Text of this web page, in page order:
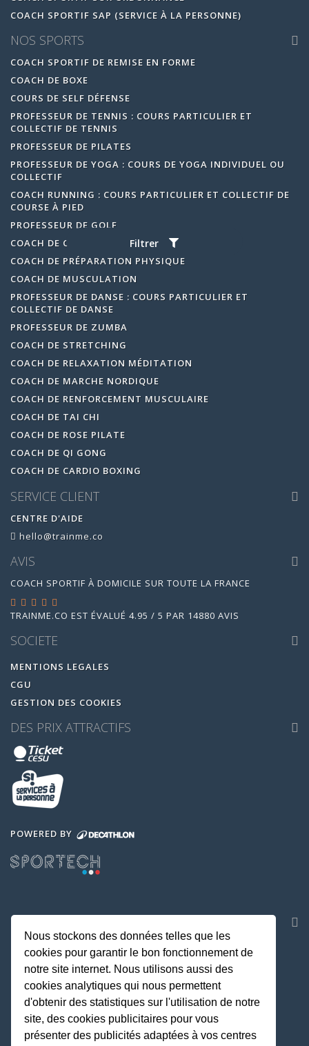
Filtrer
COACH SPORTIF SAP (SERVICE À LA PERSONNE)
NOS SPORTS
COACH SPORTIF DE REMISE EN FORME
COACH DE BOXE
COURS DE SELF DÉFENSE
PROFESSEUR DE TENNIS : COURS PARTICULIER ET
COLLECTIF DE TENNIS
PROFESSEUR DE PILATES
PROFESSEUR DE YOGA : COURS DE YOGA INDIVIDUEL OU
COLLECTIF
COACH RUNNING : COURS PARTICULIER ET COLLECTIF DE
COURSE À PIED
PROFESSEUR DE GOLF
COACH DE CIRCUIT TRAINING
COACH DE PRÉPARATION PHYSIQUE
COACH DE MUSCULATION
PROFESSEUR DE DANSE : COURS PARTICULIER ET
COLLECTIF DE DANSE
PROFESSEUR DE ZUMBA
COACH DE STRETCHING
COACH DE RELAXATION MÉDITATION
COACH DE MARCHE NORDIQUE
COACH DE RENFORCEMENT MUSCULAIRE
COACH DE TAI CHI
COACH DE ROSE PILATE
COACH DE QI GONG
COACH DE CARDIO BOXING
SERVICE CLIENT
CENTRE D'AIDE
hello@trainme.co
AVIS
COACH SPORTIF À DOMICILE SUR TOUTE LA FRANCE
TRAINME.CO EST ÉVALUÉ 4.95 / 5 PAR 14880 AVIS
SOCIETE
MENTIONS LEGALES
CGU
GESTION DES COOKIES
DES PRIX ATTRACTIFS
POWERED BY
Nous stockons des données telles que les
cookies pour garantir le bon fonctionnement de
notre site internet. Nous utilisons aussi des
cookies analytiques qui nous permettent
d'obtenir des statistiques sur l'utilisation de notre
site, des cookies publicitaires pour vous
présenter des publicités adaptées à vos centres